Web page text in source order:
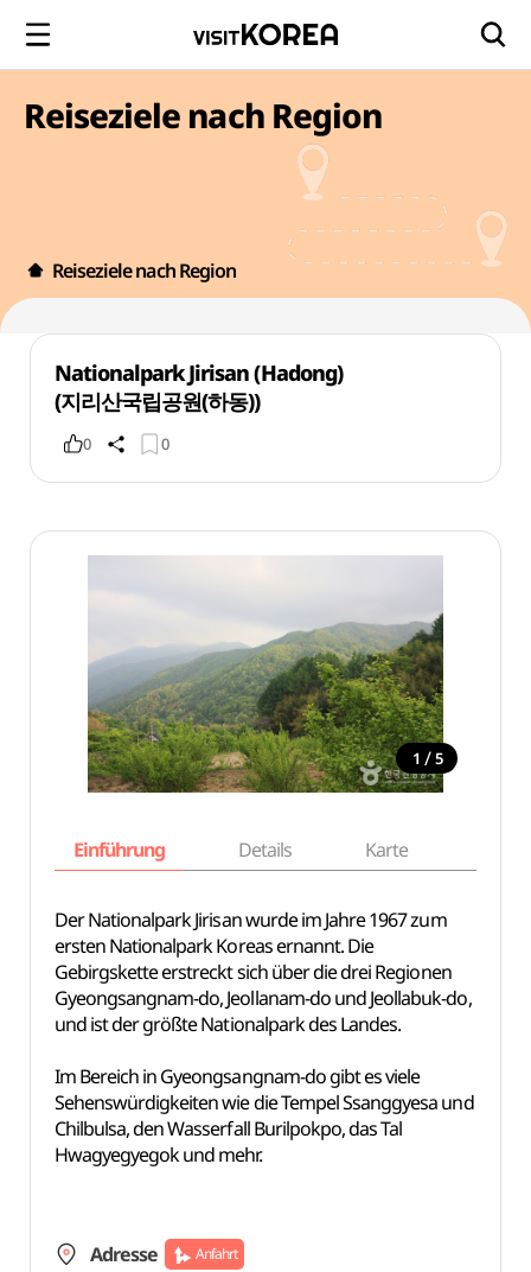
Reiseziele nach Region
Reiseziele nach Region
Nationalpark Jirisan (Hadong)
(지리산국립공원(하동))
0 0
1 / 5
Einführung Details Karte
Der Nationalpark Jirisan wurde im Jahre 1967 zum
ersten Nationalpark Koreas ernannt. Die
Gebirgskette erstreckt sich über die drei Regionen
Gyeongsangnam-do, Jeollanam-do und Jeollabuk-do,
und ist der größte Nationalpark des Landes.
Im Bereich in Gyeongsangnam-do gibt es viele
Sehenswürdigkeiten wie die Tempel Ssanggyesa und
Chilbulsa, den Wasserfall Burilpokpo, das Tal
Hwagyegyegok und mehr.
Adresse Anfahrt